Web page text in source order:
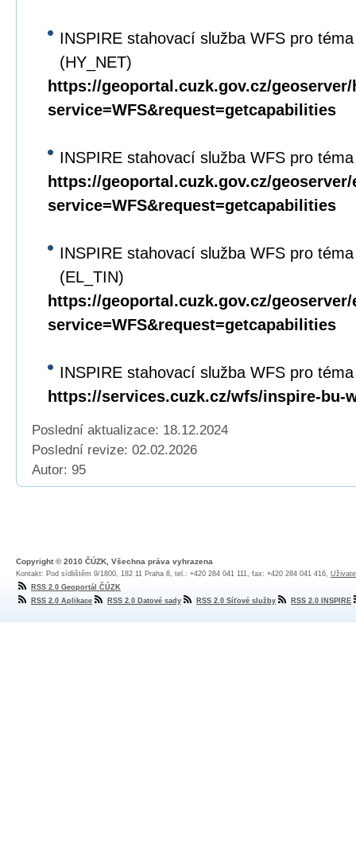
INSPIRE stahovací služba WFS pro
(HY_NET)
https://geoportal.cuzk.gov.cz/
service=WFS&request=getcapabilities
INSPIRE stahovací služba WFS pro
https://geoportal.cuzk.gov.cz/
service=WFS&request=getcapabilities
INSPIRE stahovací služba WFS pro
(EL_TIN)
https://geoportal.cuzk.gov.cz/
service=WFS&request=getcapabilities
INSPIRE stahovací služba WFS pro
https://services.cuzk.cz/wfs/inspire-bu-
Poslední aktualizace: 18.12.2024
Poslední revize: 02.02.2026
Autor: 95
Copyright © 2010 ČÚZK, Všechna práva vyhrazena
Kontakt: Pod sídlištěm 9/1800, 182 11 Praha 8, tel.: +420 284 041 111, fax: +420 284 041 416,
RSS 2.0 Geoportál ČÚZK
RSS 2.0 Aplikace
RSS 2.0 Datové sady RSS 2.0 Síťové služby RSS 2.0 INSPIRE